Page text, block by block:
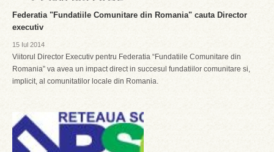
Federatia "Fundatiile Comunitare din Romania" cauta Director
executiv
15 Iul 2014
Viitorul Director Executiv pentru Federatia “Fundatiile Comunitare din
Romania” va avea un impact direct in succesul fundatiilor comunitare si,
implicit, al comunitatilor locale din Romania.